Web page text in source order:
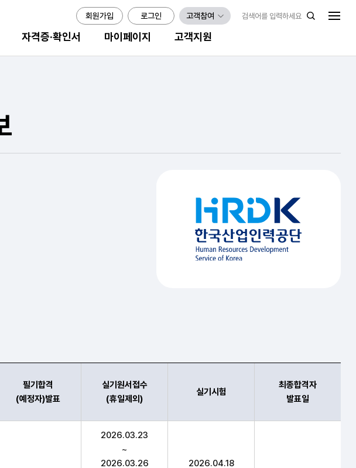
자격증·확인서 마이페이지 고객지원
회원가입 로그인 고객참여
정자)발표,실기원서접수(휴일제외),실기시험,최종합격자 발표일 항목 순으로 시험
필기합격
(예정자)발표
실기원서접수
(휴일제외)
실기시험
최종합격자
발표일
2026.03.23
~
2026.03.26
2026.04.18